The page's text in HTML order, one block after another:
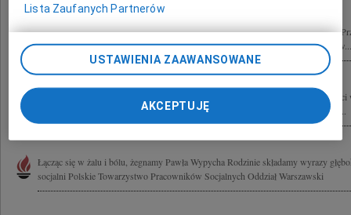
10 kwietnia 2010 roku w katastrofie lotniczej pod Smoleńskiem zginął nasz drogi
kochający Syn, Mąż i Ojciec Paweł Wypych Odszedł na zawsze i pozostawił nas w...
Żonie i najbliższej Rodzinie Pana Pawła Wypycha z powodu Jego tragicznej
składają Dyrekcja i pracownicy Domu Pomocy Społecznej w Warszawie, przy ul....
Łącząc się w żalu i bólu, żegnamy Pawła Wypycha Rodzinie składamy wyrazy
socjalni Polskie Towarzystwo Pracowników Socjalnych Oddział Warszawski
Lista Zaufanych Partnerów
USTAWIENIA ZAAWANSOWANE
AKCEPTUJĘ